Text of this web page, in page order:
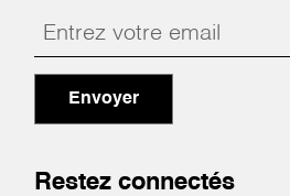
Envoyer
Restez connectés